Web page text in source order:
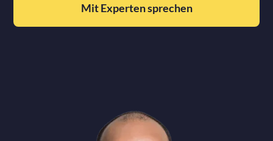
Mit Experten sprechen